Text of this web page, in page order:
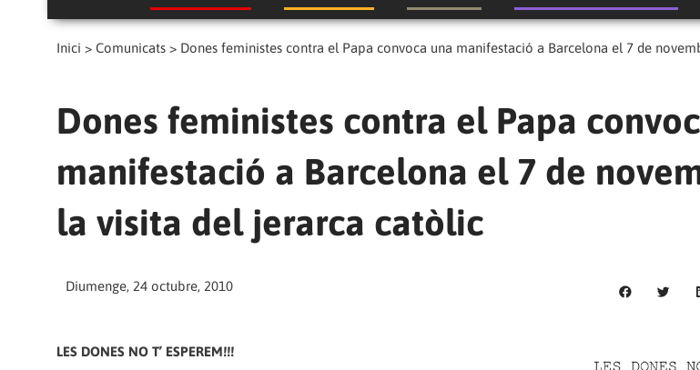
Inici > Comunicats > Dones feministes contra el Papa convoca una manifestació a Barcelona el 7 de
Dones feministes contra el Papa
manifestació a Barcelona el 7 de
la visita del jerarca catòlic
Diumenge, 24 octubre, 2010
LES DONES NO T’ ESPEREM!!!